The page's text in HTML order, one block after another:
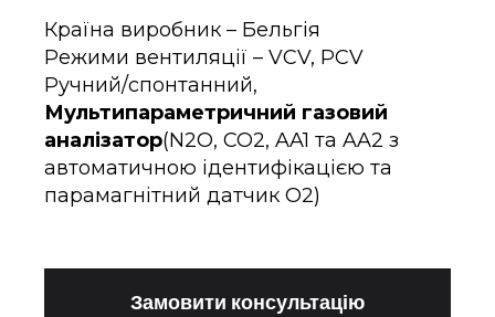
Країна виробник – Бельгія
Режими вентиляції – VCV, PCV
Ручний/спонтанний,
Мультипараметричний газовий
аналізатор(N2O,CO2, AA1 та AA2 з
автоматичною ідентифікацією та
парамагнітний датчик O2)
Замовити консультацію